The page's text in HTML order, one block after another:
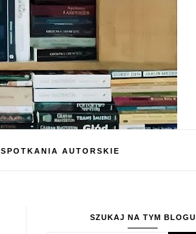
SPOTKANIA AUTORSKIE
SZUKAJ NA TYM BLOGU